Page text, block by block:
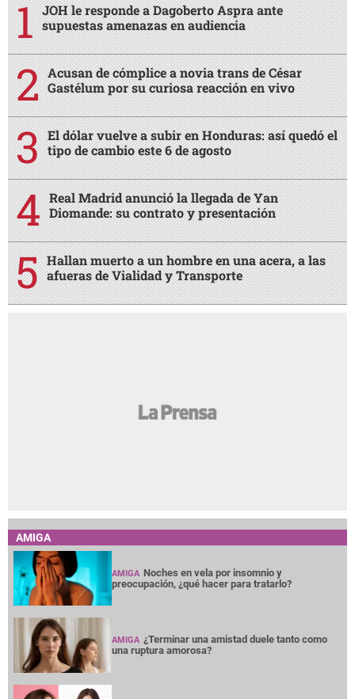
JOH le responde a Dagoberto Aspra ante
supuestas amenazas en audiencia
Acusan de cómplice a novia trans de César
Gastélum por su curiosa reacción en vivo
El dólar vuelve a subir en Honduras: así quedó el
tipo de cambio este 6 de agosto
Real Madrid anunció la llegada de Yan
Diomande: su contrato y presentación
Hallan muerto a un hombre en una acera, a las
afueras de Vialidad y Transporte
AMIGA
AMIGA Noches en vela por insomnio y
preocupación, ¿qué hacer para tratarlo?
AMIGA ¿Terminar una amistad duele tanto como
una ruptura amorosa?